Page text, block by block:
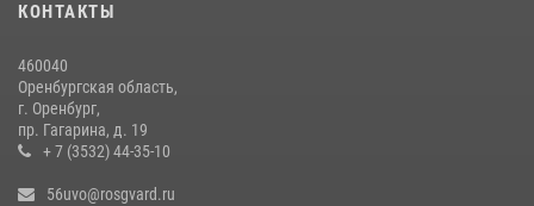
Росгвардейцы предотвратили трагедию: спасен мужчина в тяжелой
жизненной ситуации (ВИДЕО)
26 июля 2026, 10:09
КОНТАКТЫ
460040
Оренбургская область,
г. Оренбург,
пр. Гагарина, д. 19
+ 7 (3532) 44-35-10
56uvo@rosgvard.ru